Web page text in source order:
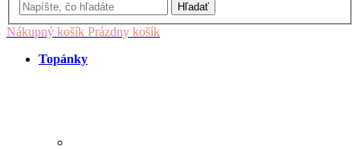
Hľadať
Nákupný košík Prázdny košík
Topánky